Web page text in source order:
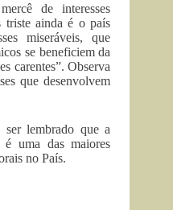
de interesses
triste ainda é o país
miseráveis, que
se beneficiem da
carentes”. Observa
que desenvolvem
ser lembrado que a
uma das maiores
no País.